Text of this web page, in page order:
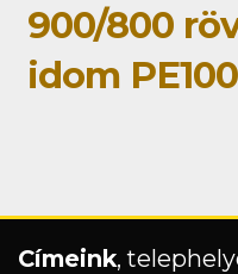
900/800
idom
Címeink,